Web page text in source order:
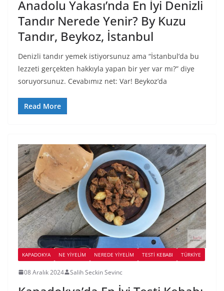
Anadolu Yakası’nda En İyi Denizli
Tandır Nerede Yenir? By Kuzu
Tandır, Beykoz, İstanbul
Denizli tandır yemek istiyorsunuz ama “İstanbul’da bu
lezzeti gerçekten hakkıyla yapan bir yer var mı?” diye
soruyorsunuz. Cevabımız net: Var! Beykoz’da
Read More
KAPADOKYA NE YİYELİM NEREDE YİYELİM TESTI KEBABI TÜRKIYE
08 Aralık 2024 Salih Seckin Sevinc